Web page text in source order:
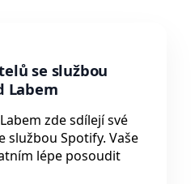
se službou
Labem
zde sdílejí své
službou Spotify. Vaše
lépe posoudit